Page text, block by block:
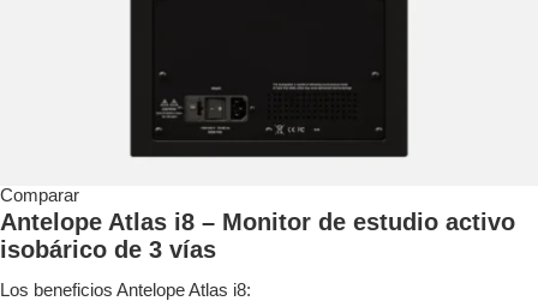
Comparar
Antelope Atlas i8 – Monitor de estudio activo
isobárico de 3 vías
Los beneficios Antelope Atlas i8: